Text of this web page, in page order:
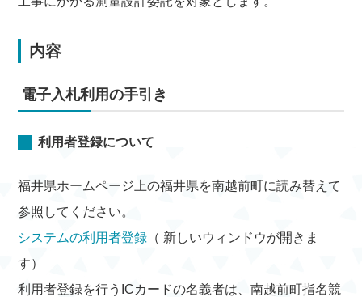
内容
電子入札利用の手引き
利用者登録について
福井県ホームページ上の福井県を南越前町に読み替えて
参照してください。
システムの利用者登録 （ 新しいウィンドウが開きま
す）
利用者登録を行うICカードの名義者は、南越前町指名競